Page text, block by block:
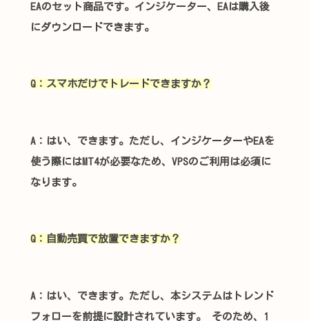
EAのセット商品です。 インジケーター、EAは購入後
にダウンロードできます。
Q：スマホだけでトレードできますか？
A：はい、できます。ただし、インジケーターやEAを
使う際にはMT4が必要なため、VPSのご利用は必須に
なります。
Q：自動売買で放置できますか？
A ： はい、 できます。 ただし、本システムはトレンド
フォローを前提に設計されています。 そのため、1